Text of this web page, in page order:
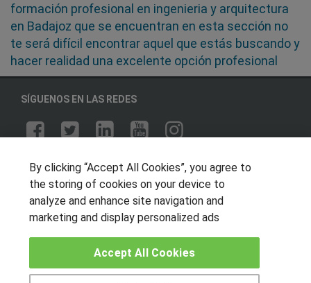
formación profesional en ingenieria y arquitectura
en Badajoz que se encuentran en esta sección no
te será difícil encontrar aquel que estás buscando y
hacer realidad una excelente opción profesional
SÍGUENOS EN LAS REDES
OTROS GRUPOS DE INTERES
Muro de los idiomas
Hablemos de empleo
CENTROS DE FORMACIÓN
By clicking “Accept All Cookies”, you agree to
the storing of cookies on your device to
analyze and enhance site navigation and
marketing and display personalized ads
Accept All Cookies